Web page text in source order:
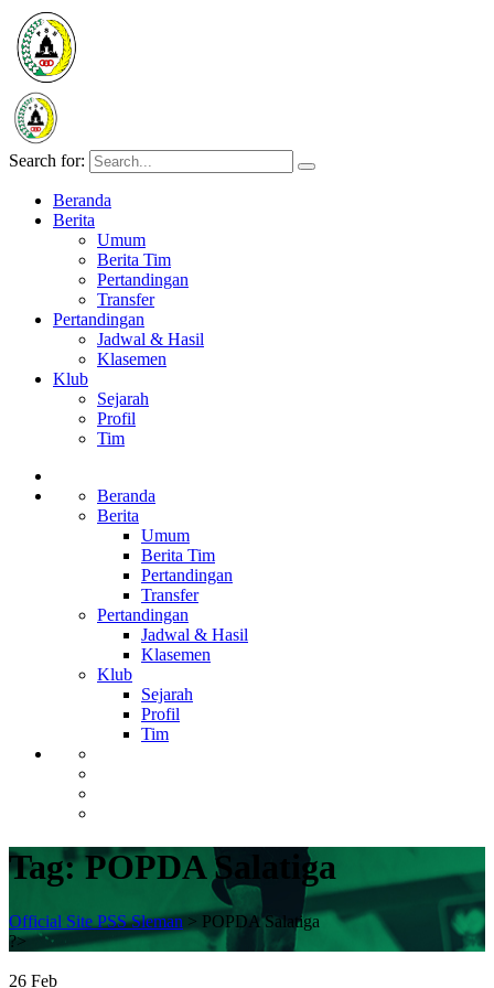
Search for:
Beranda
Berita
Umum
Berita Tim
Pertandingan
Transfer
Pertandingan
Jadwal & Hasil
Klasemen
Klub
Sejarah
Profil
Tim
Beranda
Berita
Umum
Berita Tim
Pertandingan
Transfer
Pertandingan
Jadwal & Hasil
Klasemen
Klub
Sejarah
Profil
Tim
Tag:POPDA Salatiga
Official Site PSS Sleman > POPDA Salatiga
?>
26 Feb